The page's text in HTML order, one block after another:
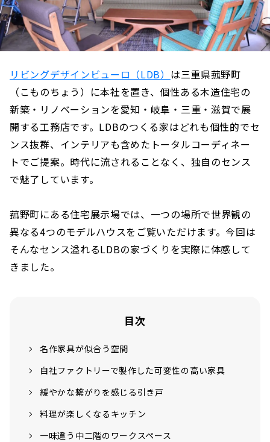
リビングデザインビューロ（LDB） は三重県菰野町
（こものちょう）に本社を置き、個性ある木造住宅の
新築・リノベーションを愛知・岐阜・三重・滋賀で展
開する工務店です。LDBのつくる家はどれも個性的でセ
ンス抜群、インテリアも含めたトータルコーディネー
トでご提案。時代に流されることなく、独自のセンス
で魅了しています。
菰野町にある住宅展示場では、一つの場所で世界観の
異なる4つのモデルハウスをご覧いただけます。今回は
そんなセンス溢れるLDBの家づくりを実際に体感して
きました。
目次
名作家具が似合う空間
自社ファクトリーで製作した可変性の高い家具
緩やかな繋がりを感じる引き戸
料理が楽しくなるキッチン
一味違う中二階のワークスペース